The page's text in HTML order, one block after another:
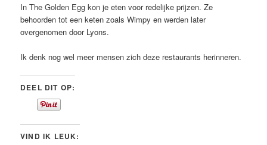
In The Golden Egg kon je eten voor redelijke prijzen. Ze
behoorden tot een keten zoals Wimpy en werden later
overgenomen door Lyons.
Ik denk nog wel meer mensen zich deze restaurants herinneren.
DEEL DIT OP:
VIND IK LEUK: